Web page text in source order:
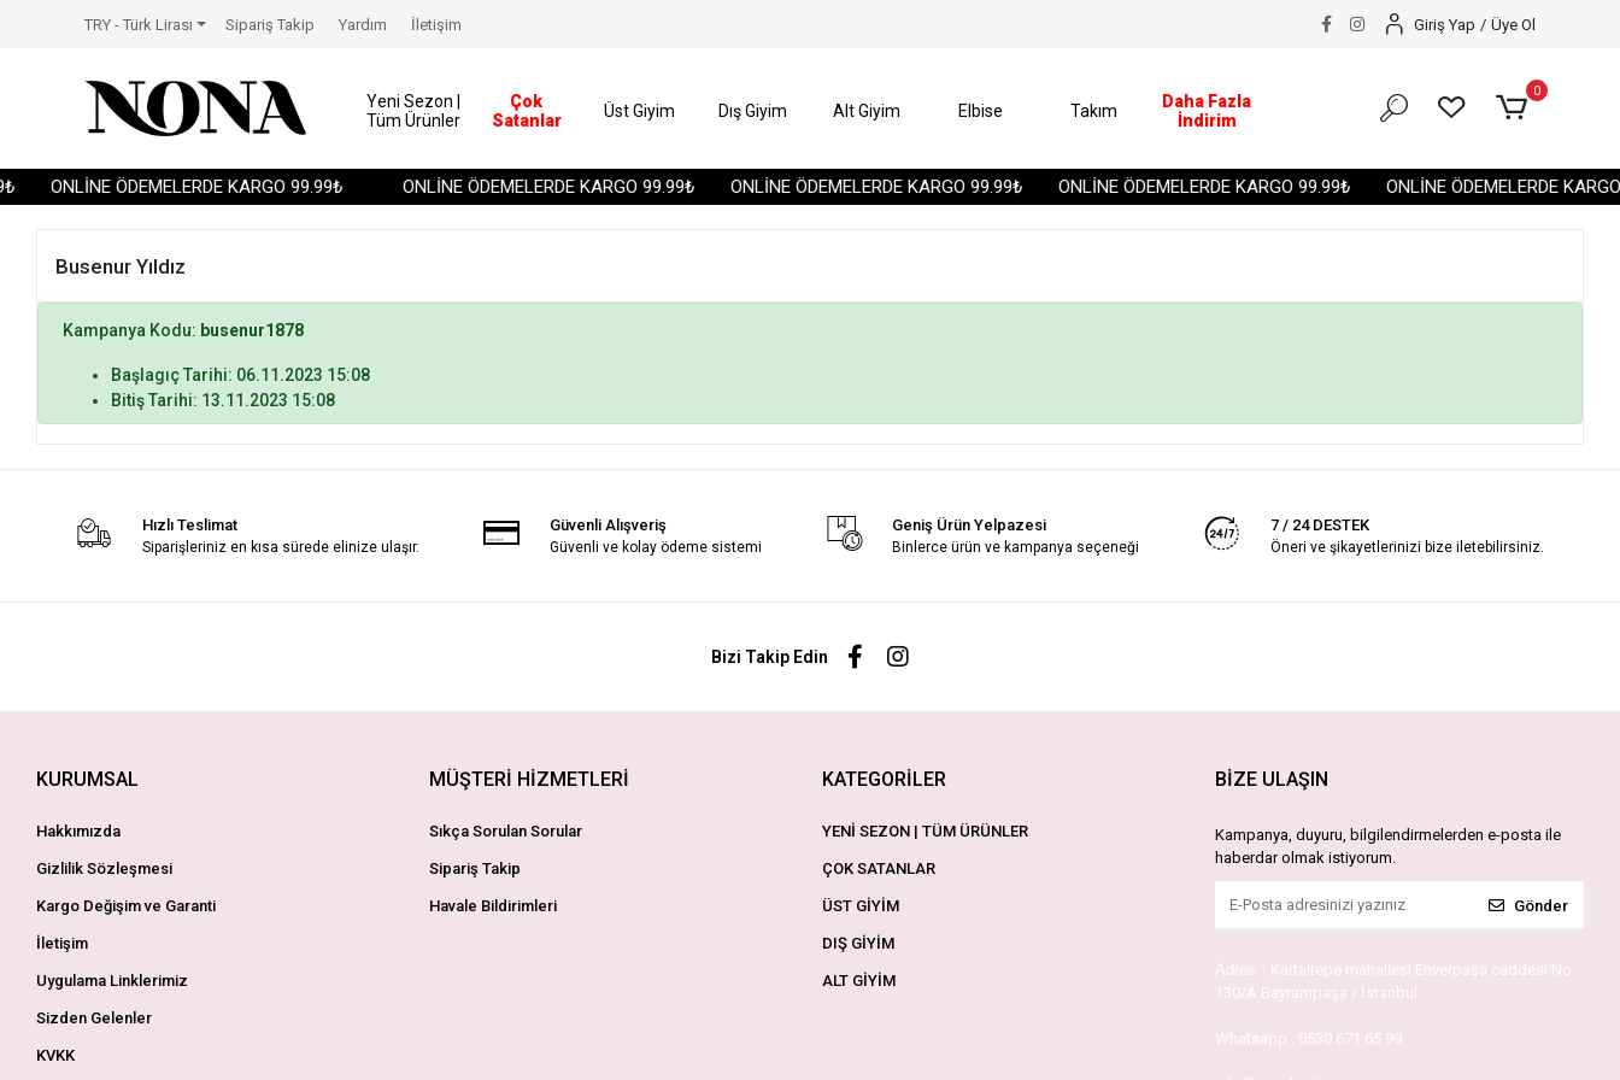
ONLİNE ÖDEMELERDE KARGO 99.99₺ ONLİNE ÖDEMELERDE KARGO 99.99₺ ONLİNE ÖDEMELERDE KARGO 99.99₺ ONLİNE ÖDEMELERDE KARGO 99.99₺ ONLİNE ÖDEMELERDE
TRY - Türk Lirası Sipariş Takip Yardım İletişim Giriş Yap / Üye Ol
Yeni Sezon |
Tüm Ürünler
Çok
Satanlar
Üst Giyim Dış Giyim Alt Giyim Elbise Takım
Daha Fazla
İndirim
0
Busenur Yıldız
Kampanya Kodu: busenur1878
Başlagıç Tarihi: 06.11.2023 15:08
Bitiş Tarihi: 13.11.2023 15:08
Hızlı Teslimat
Siparişleriniz en kısa sürede elinize ulaşır.
Güvenli Alışveriş
Güvenli ve kolay ödeme sistemi
Geniş Ürün Yelpazesi
Binlerce ürün ve kampanya seçeneği
7 / 24 DESTEK
Öneri ve şikayetlerinizi bize iletebilirsiniz.
Bizi Takip Edin
KURUMSAL
Hakkımızda
Gizlilik Sözleşmesi
Kargo Değişim ve Garanti
İletişim
Uygulama Linklerimiz
Sizden Gelenler
KVKK
MÜŞTERİ HİZMETLERİ
Sıkça Sorulan Sorular
Sipariş Takip
Havale Bildirimleri
KATEGORİLER
YENİ SEZON | TÜM ÜRÜNLER
ÇOK SATANLAR
ÜST GİYİM
DIŞ GİYİM
ALT GİYİM
BİZE ULAŞIN
Kampanya, duyuru, bilgilendirmelerden e-posta ile
haberdar olmak istiyorum.
Gönder
Adres : Kartaltepe mahallesi Enverpaşa caddesi No
130/A Bayrampaşa / İstanbul
Whatsapp : 0530 671 65 99